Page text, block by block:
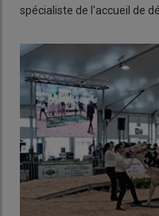
spécialiste de l'accueil de